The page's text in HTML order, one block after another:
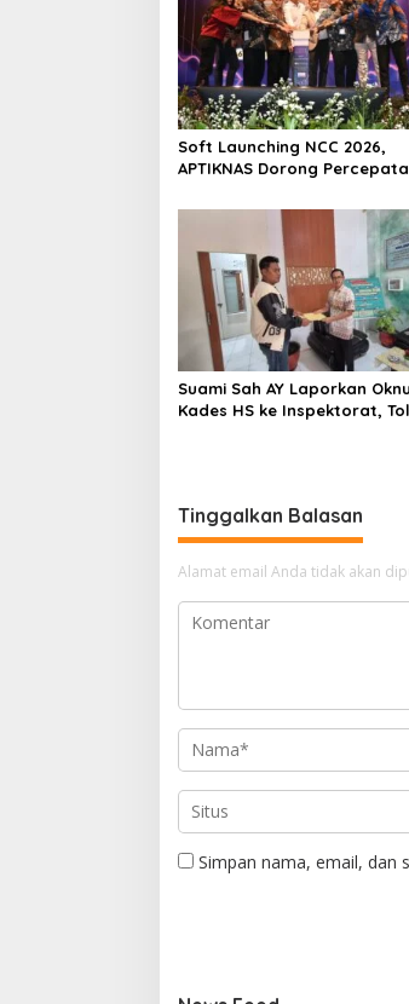
Soft Launching NCC 2026,
APTIKNAS Dorong
Kedaulatan Digital
Suami Sah AY Laporkan
Kades HS ke Inspektorat,
Tinggalkan Balasan
Alamat email Anda tidak akan
Simpan nama, email, dan